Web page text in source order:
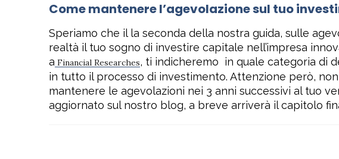
Come mantenere l’agevolazione sul tuo
Speriamo che il la seconda della nostra guida, sulle
realtà il tuo sogno di investire capitale nell’impresa
a Financial Researches, ti indicheremo in quale categoria di
in tutto il processo di investimento. Attenzione però,
mantenere le agevolazioni nei 3 anni successivi al tuo
aggiornato sul nostro blog, a breve arriverà il capitolo